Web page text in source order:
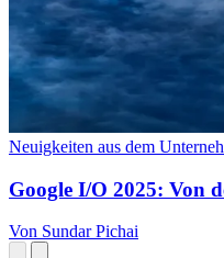
Neuigkeiten aus dem
Google I/O 2025: Von
Von Sundar Pichai